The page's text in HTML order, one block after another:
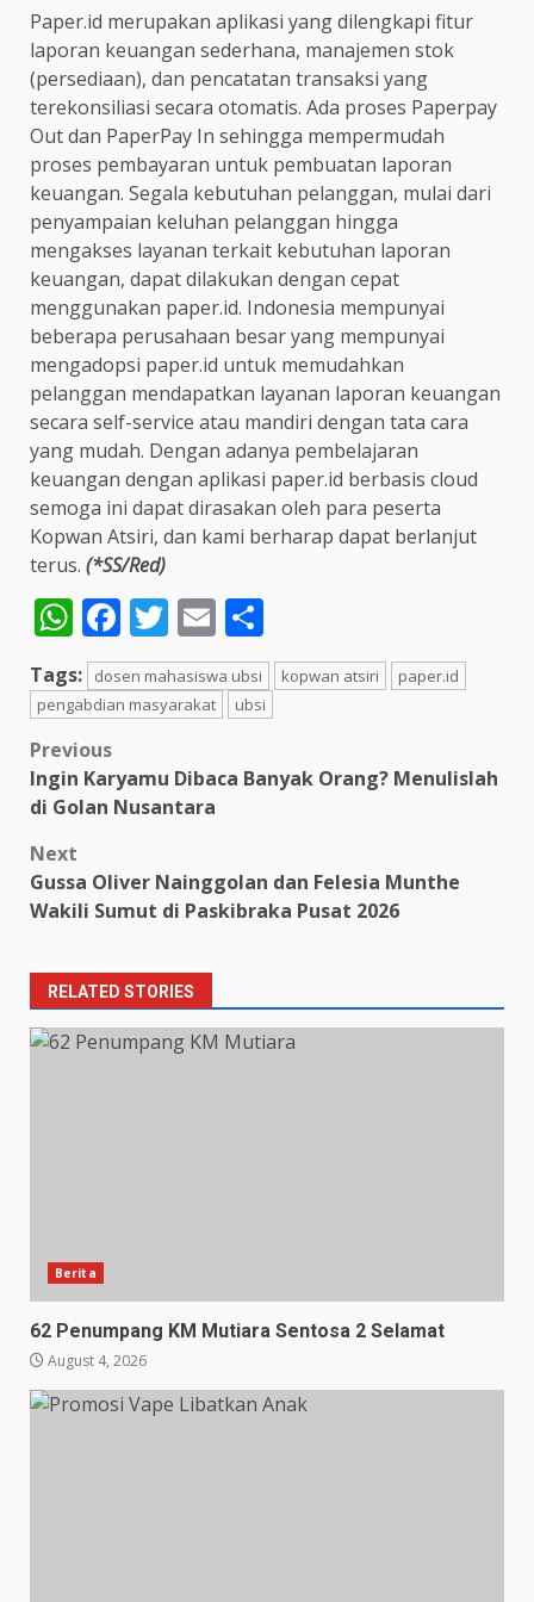
Paper.id merupakan aplikasi yang dilengkapi fitur
laporan keuangan sederhana, manajemen stok
(persediaan), dan pencatatan transaksi yang
terekonsiliasi secara otomatis. Ada proses Paperpay
Out dan PaperPay In sehingga mempermudah
proses pembayaran untuk pembuatan laporan
keuangan. Segala kebutuhan pelanggan, mulai dari
penyampaian keluhan pelanggan hingga
mengakses layanan terkait kebutuhan laporan
keuangan, dapat dilakukan dengan cepat
menggunakan paper.id. Indonesia mempunyai
beberapa perusahaan besar yang mempunyai
mengadopsi paper.id untuk memudahkan
pelanggan mendapatkan layanan laporan keuangan
secara self-service atau mandiri dengan tata cara
yang mudah. Dengan adanya pembelajaran
keuangan dengan aplikasi paper.id berbasis cloud
semoga ini dapat dirasakan oleh para peserta
Kopwan Atsiri, dan kami berharap dapat berlanjut
terus. (*SS/Red)
WhatsApp
Facebook
Twitter
Email
Tags: dosen mahasiswa ubsi kopwan atsiri
paper.id
pengabdian masyarakat
ubsi
Post
navigation
Previous
Ingin Karyamu Dibaca Banyak Orang? Menulislah
di Golan Nusantara
Next
Gussa Oliver Nainggolan dan Felesia Munthe
Wakili Sumut di Paskibraka Pusat 2026
RELATED STORIES
Berita
62 Penumpang KM Mutiara Sentosa 2 Selamat
August 4, 2026